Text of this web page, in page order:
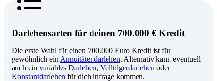
Darlehensarten für deinen 700.000 € Kredit
Die erste Wahl für einen 700.000 Euro Kredit ist für
gewöhnlich ein Annuitätendarlehen. Alternativ kann eventuell
auch ein variables Darlehen, Volltilgerdarlehen oder
Konstantdarlehen für dich infrage kommen.